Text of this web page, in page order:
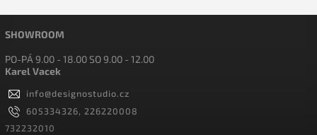
SHOWROOM
PO-PÁ 9.00 - 18.00 SO 9.00 - 12.00
Karel Vacek
info@designostudio.cz
605334326, 226220008
732232010